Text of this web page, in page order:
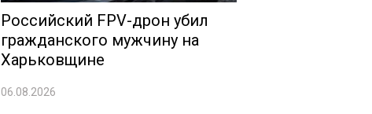
Российский FPV-дрон убил
гражданского мужчину на
Харьковщине
06.08.2026